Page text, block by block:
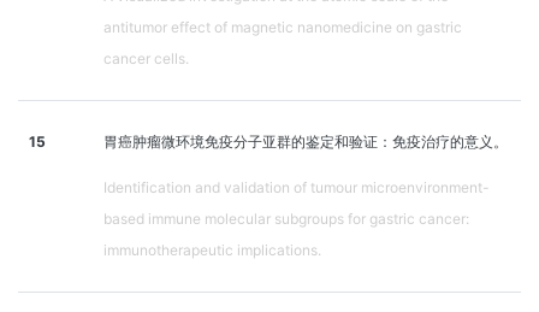
antitumor effect of magnetic nanomedicine on gastric
cancer cells.
15 胃癌肿瘤微环境免疫分子亚群的鉴定和验证：免疫治疗的意义。
Identification and validation of tumour microenvironment-
based immune molecular subgroups for gastric cancer:
immunotherapeutic implications.